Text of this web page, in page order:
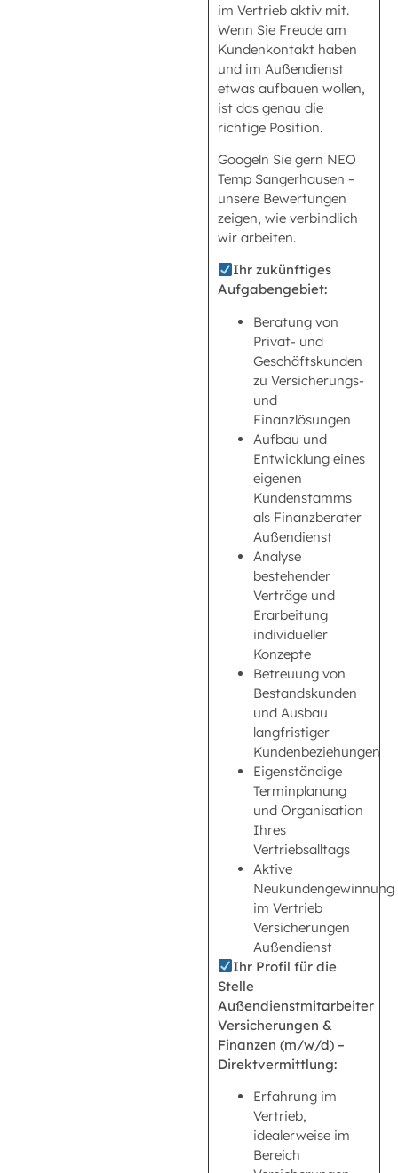
im Vertrieb aktiv mit.
Wenn Sie Freude am
Kundenkontakt haben
und im Außendienst
etwas aufbauen wollen,
ist das genau die
richtige Position.
Googeln Sie gern NEO
Temp Sangerhausen –
unsere Bewertungen
zeigen, wie verbindlich
wir arbeiten.
Ihr zukünftiges
Aufgabengebiet:
Beratung von
Privat- und
Geschäftskunden
zu Versicherungs-
und
Finanzlösungen
Aufbau und
Entwicklung eines
eigenen
Kundenstamms
als Finanzberater
Außendienst
Analyse
bestehender
Verträge und
Erarbeitung
individueller
Konzepte
Betreuung von
Bestandskunden
und Ausbau
langfristiger
Kundenbeziehungen
Eigenständige
Terminplanung
und Organisation
Ihres
Vertriebsalltags
Aktive
Neukundengewinnung
im Vertrieb
Versicherungen
Außendienst
Ihr Profil für die
Stelle
Außendienstmitarbeiter
Versicherungen &
Finanzen (m/w/d) –
Direktvermittlung:
Erfahrung im
Vertrieb,
idealerweise im
Bereich